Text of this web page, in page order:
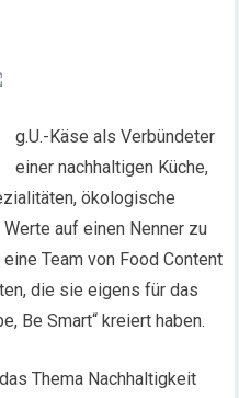
g.U.-Käse als Verbündeter
einer nachhaltigen Küche,
ökologische
auf einen Nenner zu
Team von Food Content
die sie eigens für das
Be Smart“ kreiert haben.
Thema Nachhaltigkeit